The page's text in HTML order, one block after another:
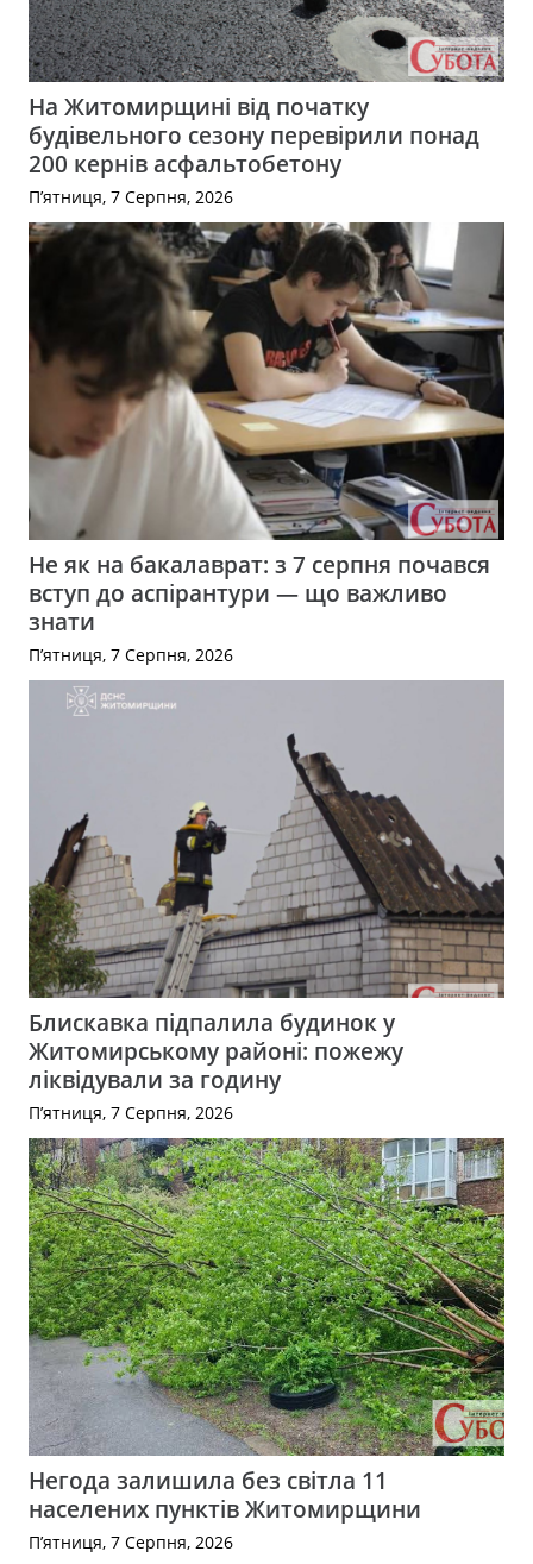
На Житомирщині від початку
будівельного сезону перевірили понад
200 кернів асфальтобетону
П’ятниця, 7 Серпня, 2026
Не як на бакалаврат: з 7 серпня почався
вступ до аспірантури — що важливо
знати
П’ятниця, 7 Серпня, 2026
Блискавка підпалила будинок у
Житомирському районі: пожежу
ліквідували за годину
П’ятниця, 7 Серпня, 2026
Негода залишила без світла 11
населених пунктів Житомирщини
П’ятниця, 7 Серпня, 2026